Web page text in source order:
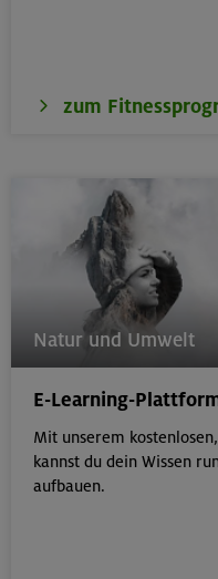
zum
Natur und Umwelt
E-Learning-
Mit unserem
kannst du dein Wissen
aufbauen.